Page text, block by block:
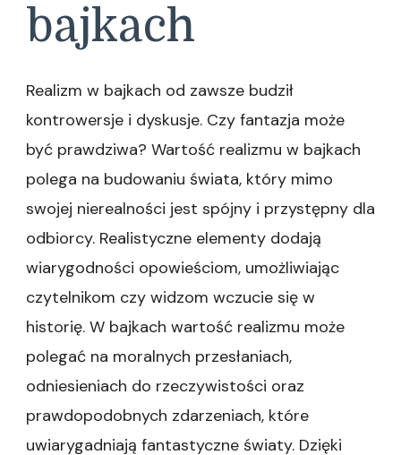
bajkach
Realizm w bajkach od zawsze budził
kontrowersje i dyskusje. Czy fantazja może
być prawdziwa? Wartość realizmu w bajkach
polega na budowaniu świata, który mimo
swojej nierealności jest spójny i przystępny dla
odbiorcy. Realistyczne elementy dodają
wiarygodności opowieściom, umożliwiając
czytelnikom czy widzom wczucie się w
historię. W bajkach wartość realizmu może
polegać na moralnych przesłaniach,
odniesieniach do rzeczywistości oraz
prawdopodobnych zdarzeniach, które
uwiarygadniają fantastyczne światy. Dzięki